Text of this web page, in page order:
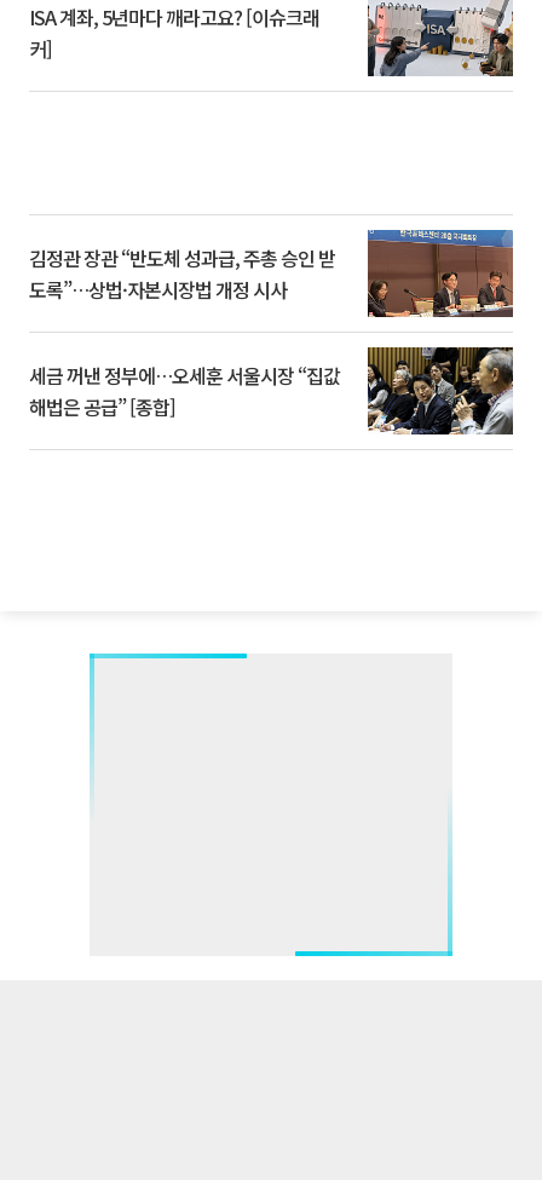
ISA 계좌, 5년마다 깨라고요? [이슈크래
커]
김정관 장관 “반도체 성과급, 주총 승인 받
도록”…상법·자본시장법 개정 시사
세금 꺼낸 정부에…오세훈 서울시장 “집값
해법은 공급” [종합]